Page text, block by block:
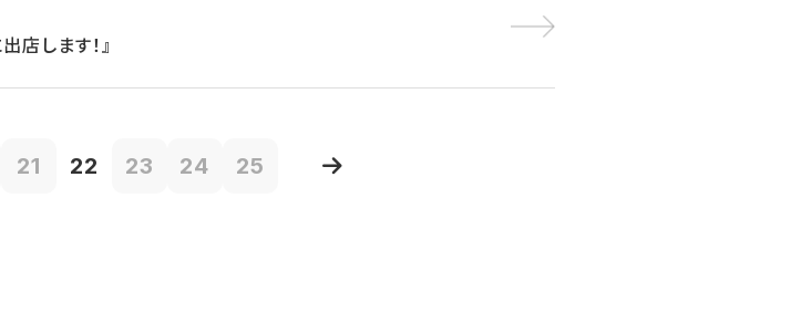
します！』
21 22 23 24 25